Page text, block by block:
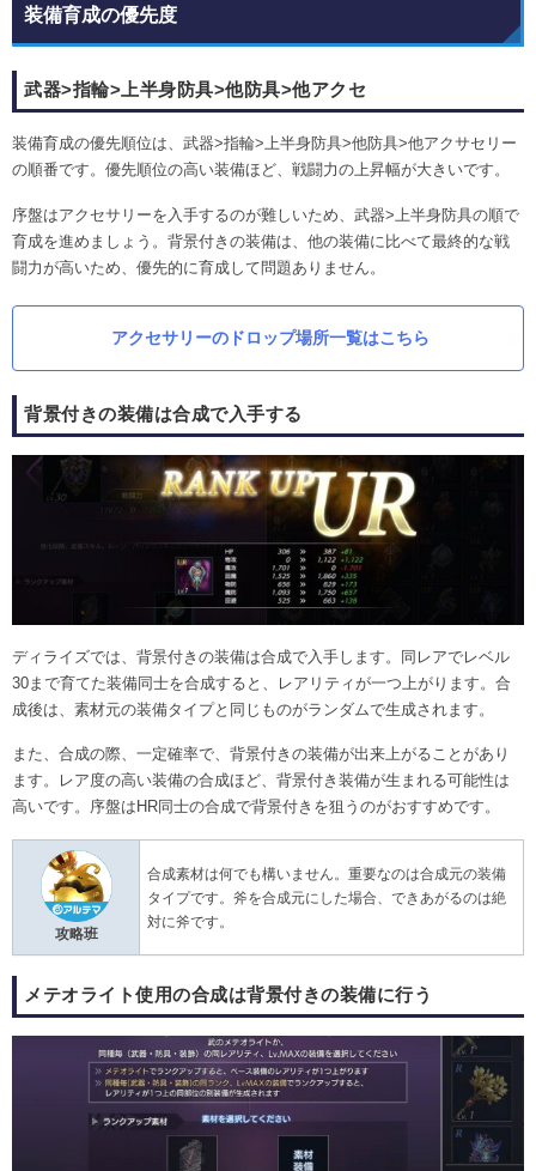
装備育成の優先度
武器>指輪>上半身防具>他防具>他アクセ
装備育成の優先順位は、武器>指輪>上半身防具>他防具>他アクサセリー
の順番です。優先順位の高い装備ほど、戦闘力の上昇幅が大きいです。
序盤はアクセサリーを入手するのが難しいため、武器>上半身防具の順で
育成を進めましょう。背景付きの装備は、他の装備に比べて最終的な戦
闘力が高いため、優先的に育成して問題ありません。
アクセサリーのドロップ場所一覧はこちら
背景付きの装備は合成で入手する
ディライズでは、背景付きの装備は合成で入手します。同レアでレベル
30まで育てた装備同士を合成すると、レアリティが一つ上がります。合
成後は、素材元の装備タイプと同じものがランダムで生成されます。
また、合成の際、一定確率で、背景付きの装備が出来上がることがあり
ます。レア度の高い装備の合成ほど、背景付き装備が生まれる可能性は
高いです。序盤はHR同士の合成で背景付きを狙うのがおすすめです。
攻略班
合成素材は何でも構いません。重要なのは合成元の装備
タイプです。斧を合成元にした場合、できあがるのは絶
対に斧です。
メテオライト使用の合成は背景付きの装備に行う